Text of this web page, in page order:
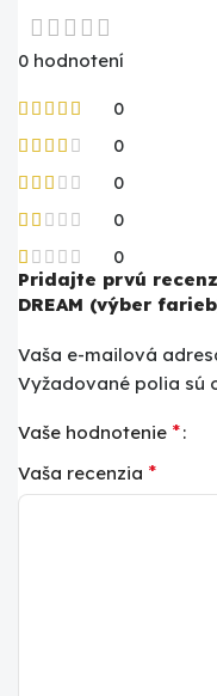
0 hodnotení
0
0
0
0
0
Pridajte prvú
DREAM (výber
Vaša e-mailová
Vyžadované polia sú
Vaše hodnotenie *
Vaša recenzia *